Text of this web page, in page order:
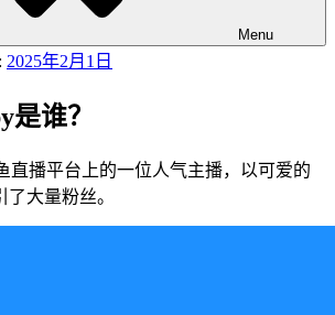
Menu
2025年2月1日
谁？
直播平台上的一位人气主播，以可爱的
大量粉丝。